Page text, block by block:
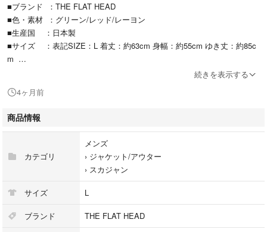
■ブランド ：THE FLAT HEAD
■色・素材 ：グリーン/レッド/レーヨン
■生産国 ：日本製
■サイズ ：表記SIZE：L 着丈：約63cm 身幅：約55cm ゆき丈：約85c
m
■状態 ：B 中古：使用感が見られる商品です。全体的に軽度の毛羽立
れ有。
■付属品 ：なし
■商品番号 ：99000511
■商品説明 ：THE FLAT HEADのリバーシブル スカジャン。定番のデザ
インで合わせやすいアイテムです。
■配送方法
1～2営業日以内に発送いたします。
続きを表示する
4ヶ月前
商品情報
カテゴリ
メンズ
› ジャケット/アウター
› スカジャン
サイズ L
ブランド THE FLAT HEAD